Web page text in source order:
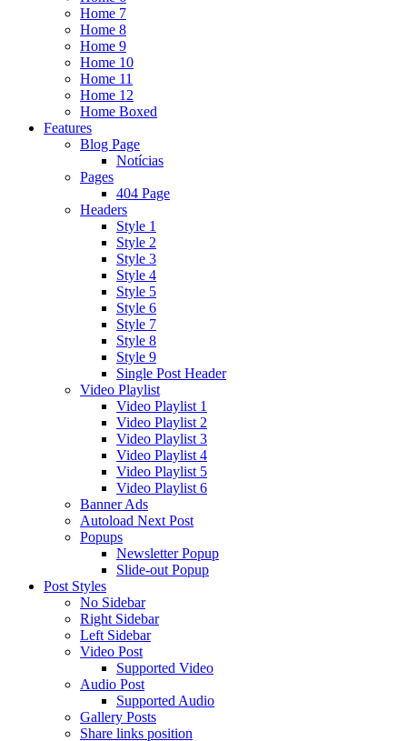
Home 7
Home 8
Home 9
Home 10
Home 11
Home 12
Home Boxed
Features
Blog Page
Notícias
Pages
404 Page
Headers
Style 1
Style 2
Style 3
Style 4
Style 5
Style 6
Style 7
Style 8
Style 9
Single Post Header
Video Playlist
Video Playlist 1
Video Playlist 2
Video Playlist 3
Video Playlist 4
Video Playlist 5
Video Playlist 6
Banner Ads
Autoload Next Post
Popups
Newsletter Popup
Slide-out Popup
Post Styles
No Sidebar
Right Sidebar
Left Sidebar
Video Post
Supported Video
Audio Post
Supported Audio
Gallery Posts
Share links position